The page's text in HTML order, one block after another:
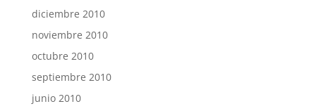
diciembre 2010
noviembre 2010
octubre 2010
septiembre 2010
junio 2010